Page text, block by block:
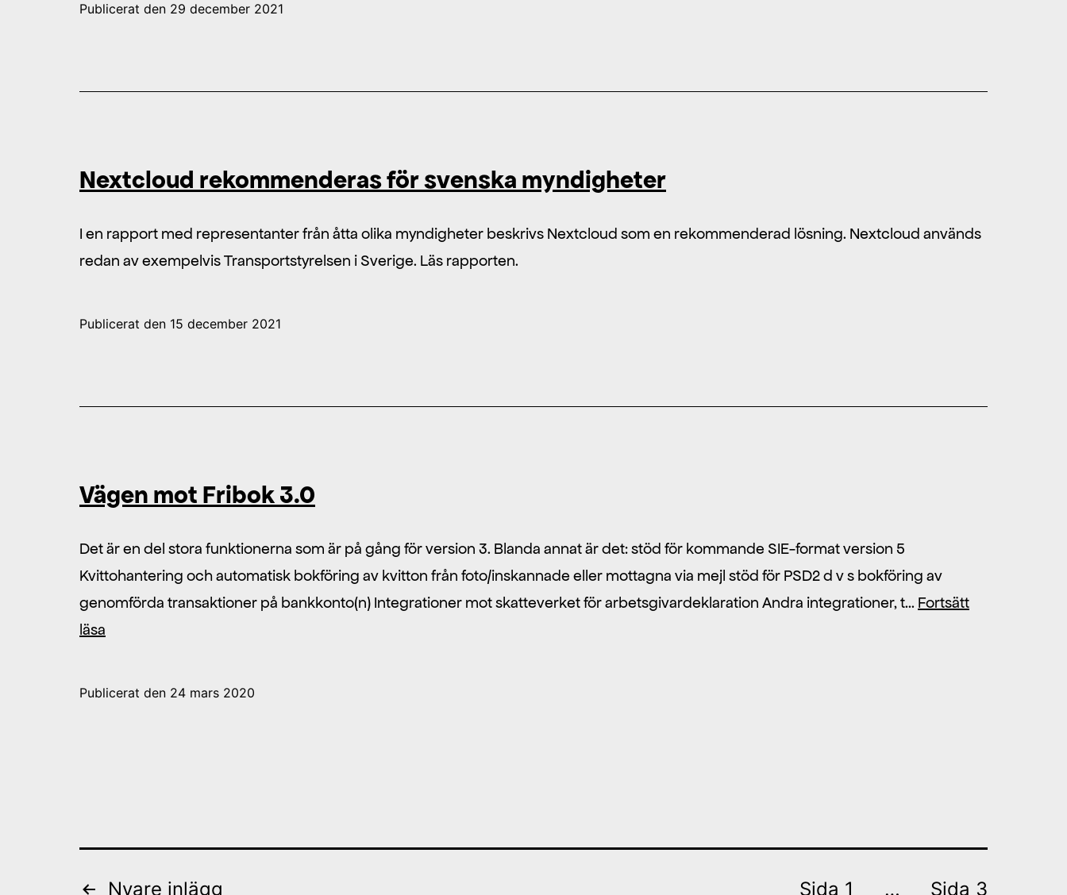
Publicerat den 29 december 2021
Nextcloud rekommenderas för svenska myndigheter
I en rapport med representanter från åtta olika myndigheter beskrivs Nextcloud som en rekommenderad lösning. Nextcloud används
redan av exempelvis Transportstyrelsen i Sverige. Läs rapporten.
Publicerat den 15 december 2021
Vägen mot Fribok 3.0
Det är en del stora funktionerna som är på gång för version 3. Blanda annat är det: stöd för kommande SIE-format version 5
Kvittohantering och automatisk bokföring av kvitton från foto/inskannade eller mottagna via mejl stöd för PSD2 d v s bokföring av
genomförda transaktioner på bankkonto(n) Integrationer mot skatteverket för arbetsgivardeklaration Andra integrationer, t… Fortsätt
läsa
Publicerat den 24 mars 2020
Sidnumrering
Nyare inlägg Sida 1 … Sida 3